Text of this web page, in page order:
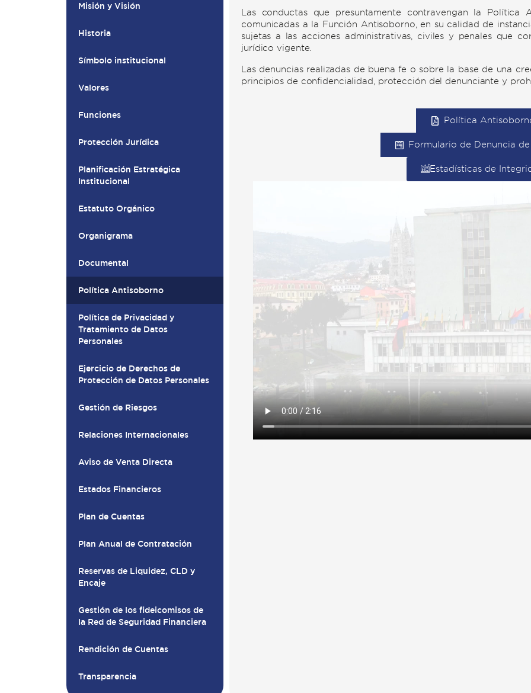
Misión y Visión
Historia
Símbolo institucional
Valores
Funciones
Protección Jurídica
Planificación Estratégica
Institucional
Estatuto Orgánico
Organigrama
Documental
Política Antisoborno
Política de Privacidad y
Tratamiento de Datos
Personales
Ejercicio de Derechos de
Protección de Datos Personales
Gestión de Riesgos
Relaciones Internacionales
Aviso de Venta Directa
Estados Financieros
Plan de Cuentas
Plan Anual de Contratación
Reservas de Liquidez, CLD y
Encaje
Gestión de los fideicomisos de
la Red de Seguridad Financiera
Rendición de Cuentas
Transparencia
Las conductas que presuntamente contravengan la Política
comunicadas a la Función Antisoborno, en su calidad de
sujetas a las acciones administrativas, civiles y penales que
jurídico vigente.
Las denuncias realizadas de buena fe o sobre la base de una
principios de confidencialidad, protección del denunciante y
Política
Formulario de Denuncia
Estadísticas de